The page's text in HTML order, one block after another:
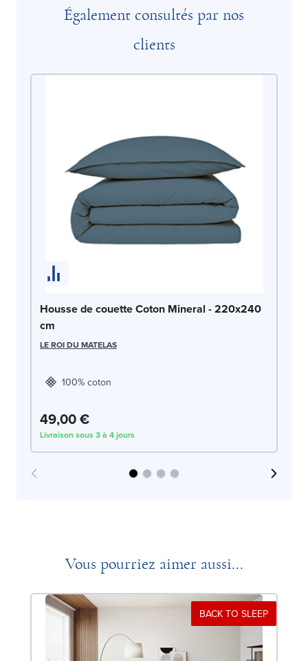
Également consultés par nos
clients
Housse de couette Coton Mineral - 220x240
cm
LE ROI DU MATELAS
100% coton
49,00 €
Livraison sous 3 à 4 jours
Vous pourriez aimer aussi...
BACK TO SLEEP